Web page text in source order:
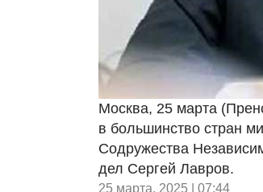
Москва, 25 марта
в большинство стран
Содружества
дел Сергей Лавров.
25 марта, 2025 | 07:44